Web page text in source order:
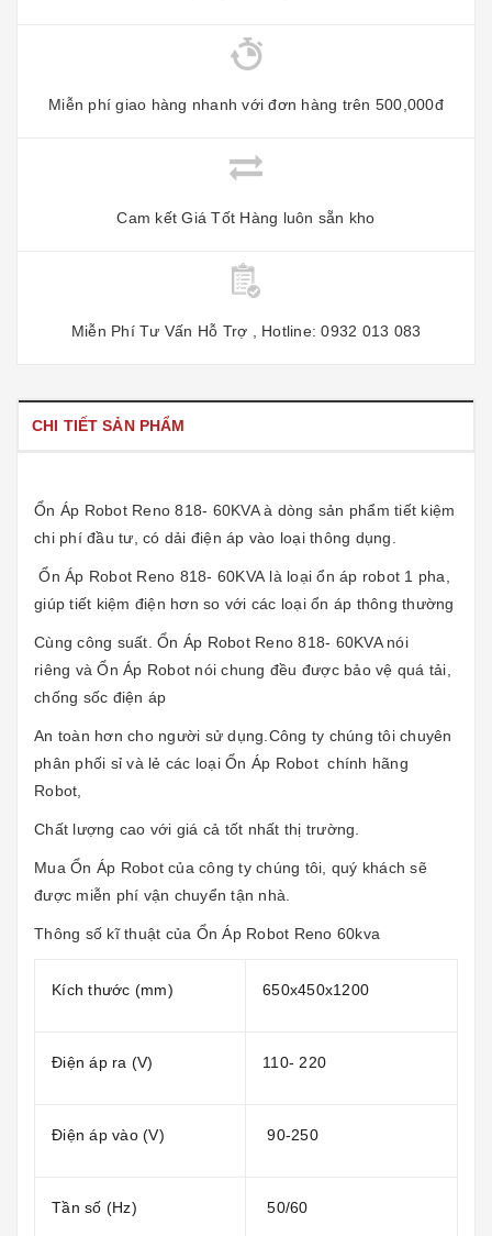
Miễn phí giao hàng nhanh với đơn hàng trên 500,000đ
Cam kết Giá Tốt Hàng luôn sẵn kho
Miễn Phí Tư Vấn Hỗ Trợ , Hotline: 0932 013 083
CHI TIẾT SẢN PHẨM
Ổn Áp Robot Reno 818- 60KVAà dòng sản phẩm tiết kiệm
chi phí đầu tư, có dải điện áp vào loại thông dụng.
Ổn Áp Robot Reno 818- 60KVA là loại ổn áp robot 1 pha,
giúp tiết kiệm điện hơn so với các loại ổn áp thông thường
Cùng công suất. Ổn Áp Robot Reno 818- 60KVAnói
riêng và Ổn Áp Robot nói chung đều được bảo vệ quá tải,
chống sốc điện áp
An toàn hơn cho người sử dụng.Công ty chúng tôi chuyên
phân phối sỉ và lẻ các loại Ổn Áp Robot chính hãng
Robot,
Chất lượng cao với giá cả tốt nhất thị trường.
Mua Ổn Áp Robot của công ty chúng tôi, quý khách sẽ
được miễn phí vận chuyển tận nhà.
Thông số kĩ thuật của Ổn Áp Robot Reno 60kva
Kích thước (mm) 650x450x1200
Điện áp ra (V) 110- 220
Điện áp vào (V) 90-250
Tần số (Hz) 50/60